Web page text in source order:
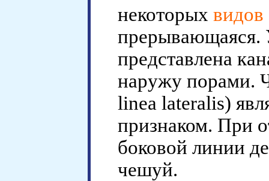
некоторых видов
прерывающаяся.
представлена
наружу порами.
linea lateralis)
признаком. При
боковой линии
чешуй.